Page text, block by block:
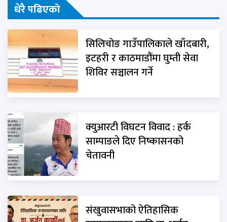
धेरै पढिएको
सिलिचोङ गाउँपालिकाले खाँदबारी,
इटहरी र काठमाडौंमा घुम्ती सेवा
शिविर सञ्चालन गर्ने
क्युआरटी विघटन विवाद : हर्क
साम्पाङले दिए निष्कासनको
चेतावनी
संखुवासभाको ऐतिहासिक